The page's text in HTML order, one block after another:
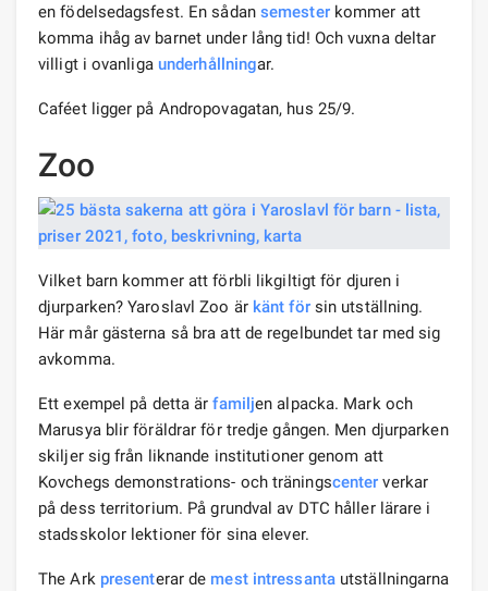
en födelsedagsfest. En sådan semesterkommer att
komma ihåg av barnet under lång tid! Och vuxna deltar
villigt i ovanliga underhållningar.
Caféet ligger på Andropovagatan, hus 25/9.
Zoo
Vilket barn kommer att förbli likgiltigt för djuren i
djurparken? Yaroslavl Zoo är känt försin utställning.
Här mår gästerna så bra att de regelbundet tar med sig
avkomma.
Ett exempel på detta ärfamiljen alpacka. Mark och
Marusya blir föräldrar för tredje gången. Men djurparken
skiljer sig från liknande institutioner genom att
Kovchegs demonstrations- och träningscenter verkar
på dess territorium. På grundval av DTC håller lärare i
stadsskolor lektioner för sina elever.
The Ark presenterar de mest intressantautställningarna